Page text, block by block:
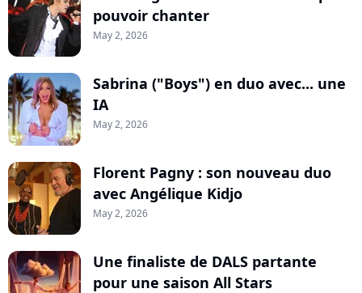
pouvoir chanter
May 2, 2026
Sabrina ("Boys") en duo avec... une
IA
May 2, 2026
Florent Pagny : son nouveau duo
avec Angélique Kidjo
May 2, 2026
Une finaliste de DALS partante
pour une saison All Stars